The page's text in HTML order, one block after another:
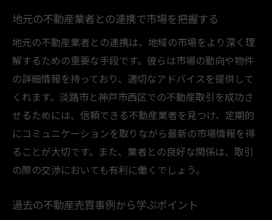
理想の物件を見つけるための不動産売買の
不動産売買で淡路市の自然環境を最大限に
活用
淡路市での物件選びのポイントと注意点
地元情報を活用した不動産売買の成功事例
淡路市での不動産探しに役立つ情報源
地域密着型の不動産業者を活用した物件探
し
不動産売買の成功に導く神戸市西区の特性
地元の不動産業者との連携で市場を把握する
地元の不動産業者との連携は、地域の市場をより深く理
解するための重要な手段です。彼らは市場の動向や物件
の詳細情報を持っており、適切なアドバイスを提供して
くれます。淡路市と神戸市西区での不動産取引を成功さ
せるためには、信頼できる不動産業者を見つけ、定期的
にコミュニケーションを取りながら最新の市場情報を得
ることが大切です。また、業者との良好な関係は、取引
の際の交渉においても有利に働くでしょう。
過去の不動産売買事例から学ぶポイント